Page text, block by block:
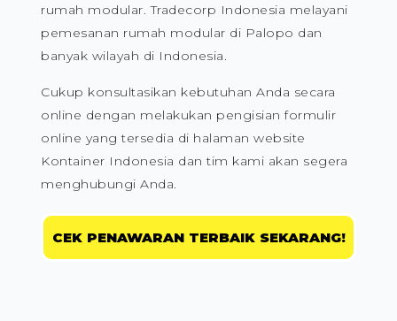
rumah modular. Tradecorp Indonesia melayani
pemesanan rumah modular di Palopo dan
banyak wilayah di Indonesia.
Cukup konsultasikan kebutuhan Anda secara
online dengan melakukan pengisian formulir
online yang tersedia di halaman website
Kontainer Indonesia dan tim kami akan segera
menghubungi Anda.
CEK PENAWARAN TERBAIK SEKARANG!